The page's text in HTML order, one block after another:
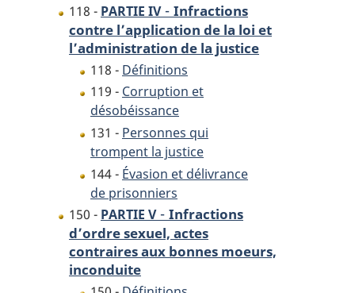
118 - PARTIE IV- Infractions
contre l’application de la loi et
l’administration de la justice
118 - Définitions
119 - Corruption et
désobéissance
131 - Personnes qui
trompent la justice
144 - Évasion et délivrance
de prisonniers
150 - PARTIE V- Infractions
d’ordre sexuel, actes
contraires aux bonnes moeurs,
inconduite